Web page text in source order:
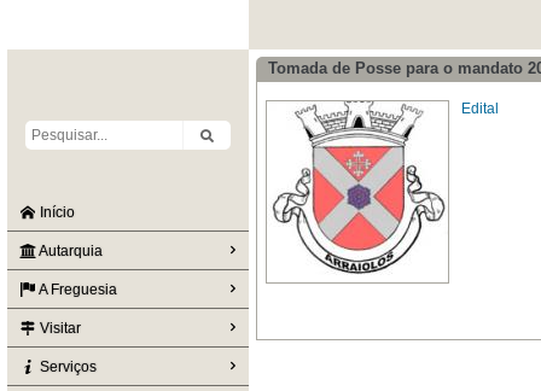
Início
Autarquia
A Freguesia
Visitar
Serviços
Tomada de Posse para o mandato
Edital